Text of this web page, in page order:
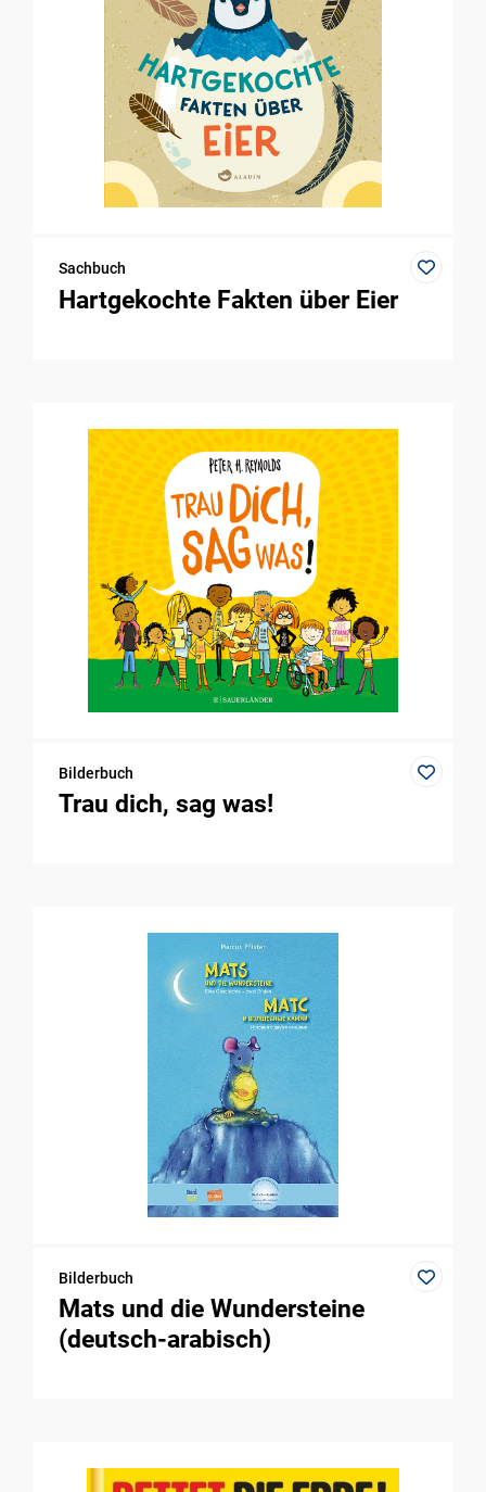
Sachbuch
Hartgekochte Fakten über Eier
Bilderbuch
Trau dich, sag was!
Bilderbuch
Mats und die Wundersteine
(deutsch-arabisch)